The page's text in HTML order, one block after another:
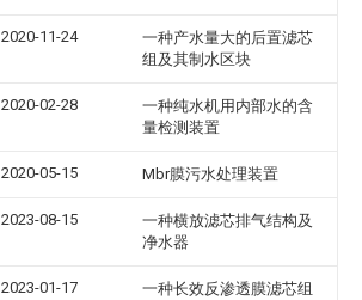
2020-11-24
一种产水量大的后置滤芯
组及其制水区块
2020-02-28
一种纯水机用内部水的含
量检测装置
2020-05-15 Mbr膜污水处理装置
2023-08-15
一种横放滤芯排气结构及
净水器
2023-01-17
一种长效反渗透膜滤芯组